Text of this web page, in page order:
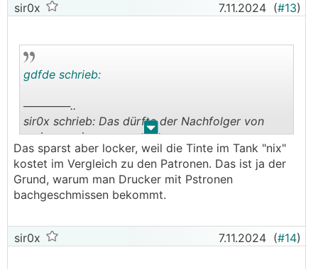
sir0x 7.11.2024 (#13)
. .
gdfde schrieb:
──────..
sir0x schrieb: Das dürfte der Nachfolger von
meinem sein:
https://geizhals.at/epson-ecotank-et-2850-c11cj
63201-a2605927.html
───────────────
Tanknachfüllung mehr.
Das sparst aber locker, weil die Tinte im Tank "nix"
kostet im Vergleich zu den Patronen. Das ist ja der
Grund, warum man Drucker mit Pstronen
bachgeschmissen bekommt.
sir0x 7.11.2024 (#14)